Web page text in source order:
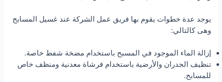
يوجد عدة خطوات يقوم بها فريق عمل الشركة عند غسيل المسابح
وهى كالتالي:
إزالة الماء الموجود في المسبح باستخدام مضخة شفط خاصة.
تنظيف الجدران والأرضية باستخدام فرشاة معدنية ومنظف خاص
للمسابح.